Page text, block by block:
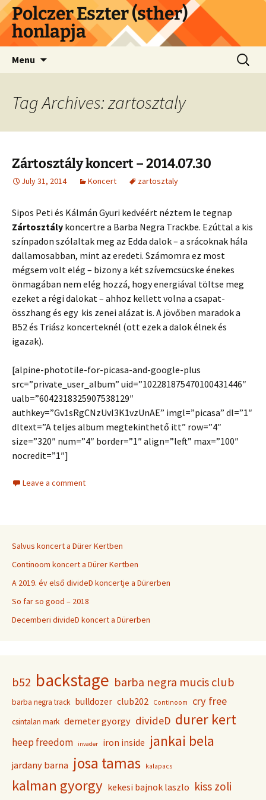
Skip
to
content
Polczer Eszter (sther)
honlapja
Menu
Search
for:
Tag Archives: zartosztaly
Zártosztály koncert – 2014.07.30
July 31, 2014 Koncert zartosztaly
Sipos Peti és Kálmán Gyuri kedvéért néztem le tegnap
Zártosztály koncertre a Barba Negra Trackbe. Ezúttal a kis
színpadon szólaltak meg az Edda dalok – a srácoknak hála
dallamosabban, mint az eredeti. Számomra ez most
mégsem volt elég – bizony a két szívemcsücske énekes
önmagában nem elég hozzá, hogy energiával töltse meg
ezeket a régi dalokat – ahhoz kellett volna a csapat-
összhang és egy kis zenei alázat is. A jövőben maradok a
B52 és Triász koncerteknél (ott ezek a dalok élnek és
igazak).
[alpine-phototile-for-picasa-and-google-plus
src=”private_user_album” uid=”102281875470100431446″
ualb=”6042318325907538129″
authkey=”Gv1sRgCNzUvI3K1vzUnAE” imgl=”picasa” dl=”1″
dltext=”A teljes album megtekinthető itt” row=”4″
size=”320″ num=”4″ border=”1″ align=”left” max=”100″
nocredit=”1″]
Leave a comment
Salvus koncert a Dürer Kertben
Continoom koncert a Dürer Kertben
A 2019. év első divideD koncertje a Dürerben
So far so good – 2018
Decemberi divideD koncert a Dürerben
b52 backstage barba negra mucis club
barba negra track bulldozer club202 Continoom cry free
csintalan mark demeter gyorgy divideD durer kert
heep freedom invader iron inside jankai bela
jardany barna josa tamas kalapacs
kalman gyorgy kekesi bajnok laszlo kiss zoli